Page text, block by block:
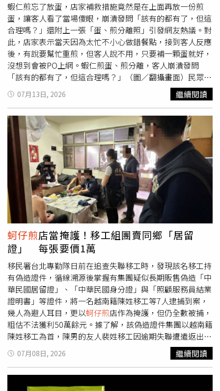
蝦仁煎忘了放蛋，店家補救措施竟然是在上面再放一份煎
蛋，讓客人看了當場傻眼，崩潰發問「該有的都有了，但這
合理嗎？」還附上一張「蛋、煎分離照」引發網友熱議。對
此，店家表示當天因為太忙不小心做錯餐點，接到客人反應
後，有說要幫忙重煎，但客人說不用，只要補一顆蛋就好，
沒想到會被PO上網。蝦仁煎蛋、煎分離，客人崩潰發問
「該有的都有了，但這合理嗎？」（圖／翻攝畫面）民眾在
臉書分享，晚餐到宜蘭市知名「順順鵝肉」外帶蝦仁煎，回
家卻發現蝦仁煎沒有蛋，讓他當場傻眼，打電話詢問後，店
家表示做錯，於是又把餐點拿回店裡換，結果店家直接在蝦
仁煎上補了一份煎好的蛋，蝦仁煎直接「蛋、煎分離」。事
後民眾把「蛋、煎分離照」PO上網，崩潰留言「該有的都
有了，但這合理嗎？」照片曝光也引發網友熱議，留言「這
是DIY組裝版蝦仁煎」、「蛋沒有缺席，只是晚到了一
點」、「蝦仁煎變成蛋蓋飯概念」、「蛋跟蝦仁煎吵架，所
以分開回家」。店家表示當天煎了很多份蚵仔煎
，忙中出
錯，才忘了在蝦仁煎中放蛋。（圖／翻攝畫面）民眾表示，
自己沒有想要求償或討公道，強調店家該給的都有給，只是
當下很傻眼，事後回想也覺得很好笑。他說，因為店家口味
很好吃、離家也近，之後還是會去消費，而這次店家忙中有
錯，他也留下一星評論。店家回應，因當天生意忙碌，連續
做了好幾份蚵仔煎 ，結果做蝦仁煎忘了放蛋，原本有打算重
新煎一份給客人，但對方說不用重做，只要補一顆蛋就好，
所以才補了一份煎蛋，沒想到「蛋煎分離」會被PO上網，
引發討論。更多三立新聞網報導． 台中沙鹿向上路5車連環
撞！58歲男酒駕闖紅燈…連撞4車6人受傷送醫． 颱風夜酒
駕撞牆！雲林台西鄉代下車怒飆：不然要對我怎樣？嗆聲畫
面曝光． 高雄阮綜合醫院老董阮仲洲辭世！嗆咳住院搶救3
個月不治…享壽87歲
07月13日, 2026 繼續閱讀
蚵仔煎店當掩護！移工組團賣同鄉「居留
證」 每張要價1萬
移民署台北專勤隊日前在追查失聯移工時，發現該名移工持
有偽造證件，循線溯源後掌握有集團疑似長期販售偽造「中
華民國居留證」、「中華民國身分證」與「照顧服務員結業
證明書」等證件，將一名越南籍陳姓移工等7人逮捕到案，
幾人為避人耳目，更以蚵仔煎店作為掩護，但仍全數被捕，
粗估不法獲利50萬餘元。據了解，該偽造證件集團以越南籍
陳姓移工為首，陳男的友人裴姓移工因逾期失聯遭遣返出
境，裴男認為只要持有仍在有效期限內的居留證就不會遭遣
返，於是讓仍在台的陳男找來同鄉一起組成偽造證件集團，
並對外刊出訊息，滿足不少需要假證件的移工，提供「身分
證」、「居留證」與「照護服務員結業證書」，每張要價從
07月08日, 2026 繼續閱讀